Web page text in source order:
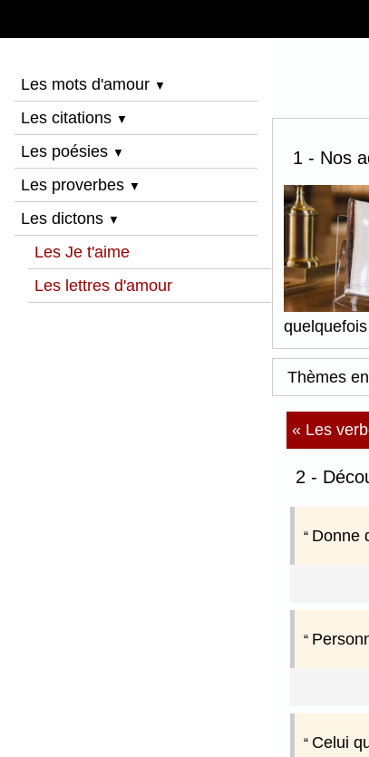
Les mots d'amour ▼
Les citations ▼
Les poésies ▼
Les proverbes ▼
Les dictons ▼
Les Je t'aime
Les lettres d'amour
1 - Nos
Thèmes
« Les
2 -
Donne
Celui